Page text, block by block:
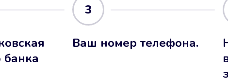
банка
3
Ваш номер телефона.